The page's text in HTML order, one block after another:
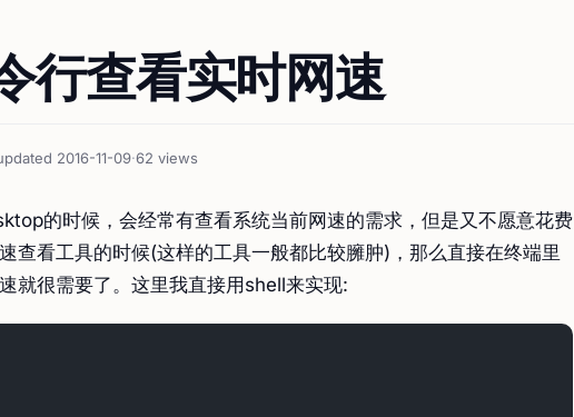
行查看实时网速
2016-11-09·62 views
的时候，会经常有查看系统当前网速的需求，但是又不愿意花费
查看工具的时候(这样的工具一般都比较臃肿)，那么直接在终端里
就很需要了。这里我直接用shell来实现: